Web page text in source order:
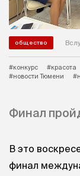
общество
#конкурс #красота
#новости Тюмени
Финал
В это
финал